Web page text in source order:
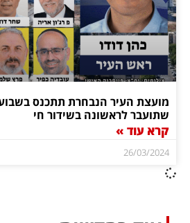
מועצת העיר הנבחרת תתכנס
שתועבר לראשונה בשידור חי
קרא עוד »
26/03/2024